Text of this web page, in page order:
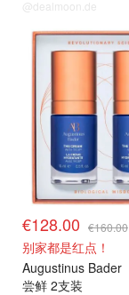
@dealmoon.de
€128.00 €160.00
别家都是红点！
Augustinus Bader
尝鲜 2支装